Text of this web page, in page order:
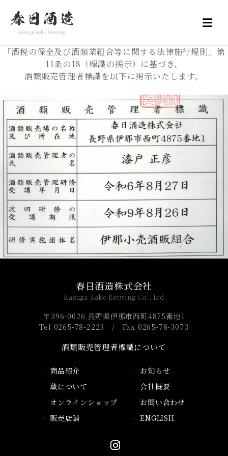
「酒税の保全及び酒類業組合等に関する法律施行規則」第
11条の18（標識の掲示）に基づき、
酒類販売管理者標識を以下に掲示いたします。
春日酒造株式会社
Kasuga Sake Brewing Co., Ltd
〒396-0026 長野県伊那市西町4875番地1
Tel 0265-78-2223 / Fax 0265-78-3073
酒類販売管理者標識について
商品紹介
蔵について
オンラインショップ
販売店舗
お知らせ
会社概要
お問い合わせ
ENGLISH